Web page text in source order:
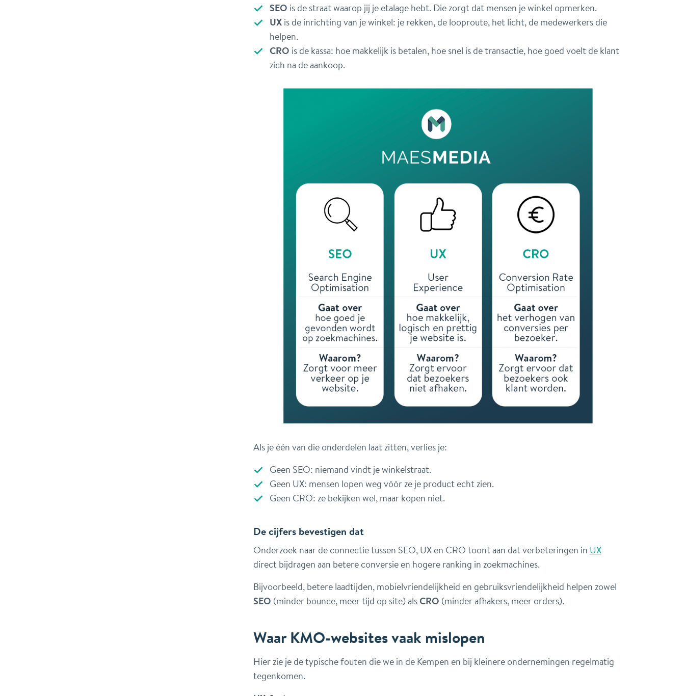
SEO is de straat waarop jij je etalage hebt. Die zorgt dat mensen je winkel opmerken.
UXis de inrichting van je winkel: je rekken, de looproute, het licht, de medewerkers die
helpen.
CRO is de kassa: hoe makkelijk is betalen, hoe snel is de transactie, hoe goed voelt de klant
zich na de aankoop.
Als je één van die onderdelen laat zitten, verlies je:
Geen SEO: niemand vindt je winkelstraat.
Geen UX: mensen lopen weg vóór ze je product echt zien.
Geen CRO: ze bekijken wel, maar kopen niet.
De cijfers bevestigen dat
Onderzoek naar de connectie tussen SEO, UX en CRO toont aan dat verbeteringen in UX
direct bijdragen aan betere conversie en hogere ranking in zoekmachines.
Bijvoorbeeld, betere laadtijden, mobielvriendelijkheid en gebruiksvriendelijkheid helpen zowel
SEO (minder bounce, meer tijd op site) alsCRO (minder afhakers, meer orders).
Waar KMO-websites vaak mislopen
Hier zie je de typische fouten die we in de Kempen en bij kleinere ondernemingen regelmatig
tegenkomen.